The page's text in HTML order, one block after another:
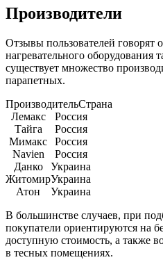
Производители
Отзывы пользователей говорят
нагревательного оборудования
существует множество
парапетных.
ПроизводительСтрана
Лемакс
Россия
Тайга
Россия
Мимакс
Россия
Navien
Россия
Данко
Украина
ЖитомирУкраина
Атон
Украина
В большинстве случаев, при
покупатели ориентируются на
доступную стоимость, а также
в тесных помещениях.